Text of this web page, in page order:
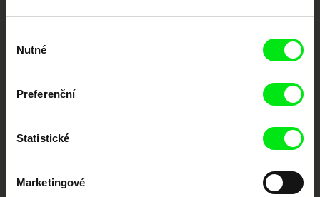
souhlasu
Nutné
Preferenční
Statistické
Marketingové
posouvat hranice dokumentárního filmu, propagovat jeho rozmanitost a
CPH:DOX DOK Leipzig